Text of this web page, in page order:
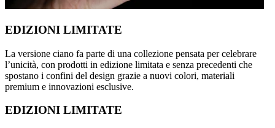
EDIZIONI LIMITATE
La versione ciano fa parte di una collezione pensata per celebrare
l’unicità, con prodotti in edizione limitata e senza precedenti che
spostano i confini del design grazie a nuovi colori, materiali
premium e innovazioni esclusive.
EDIZIONI LIMITATE